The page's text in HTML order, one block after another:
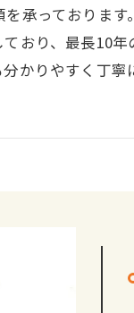
承っておりま
おり、最長10
かりやすく丁寧